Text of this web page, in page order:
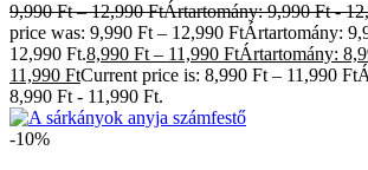
9,990Ft – 12,990FtÁrtartomány: 9,990 Ft -
price was: 9,990 Ft – 12,990 FtÁrtartomány:
12,990 Ft.8,990 Ft – 11,990 FtÁrtartomány:
11,990 FtCurrent price is: 8,990 Ft – 11,990
8,990 Ft - 11,990 Ft.
-10%